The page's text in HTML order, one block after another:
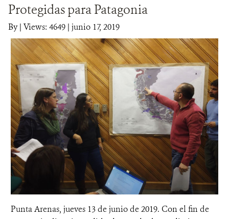
DONA
Protegidas para Patagonia
By| Views: 4649 | junio 17, 2019
Punta Arenas, jueves 13 de junio de 2019. Con el fin de